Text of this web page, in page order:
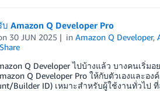
Amazon Q Developer Pro
30 JUN 2025 inAmazon Q Developer,
Share
Q Developer ไปบ้างแล้ว บางคนเริ่
Q Developer Pro ให้กับตัวเองและอ
Builder ID) เหมาะสำหรับผู้ใช้งานทั่วไ